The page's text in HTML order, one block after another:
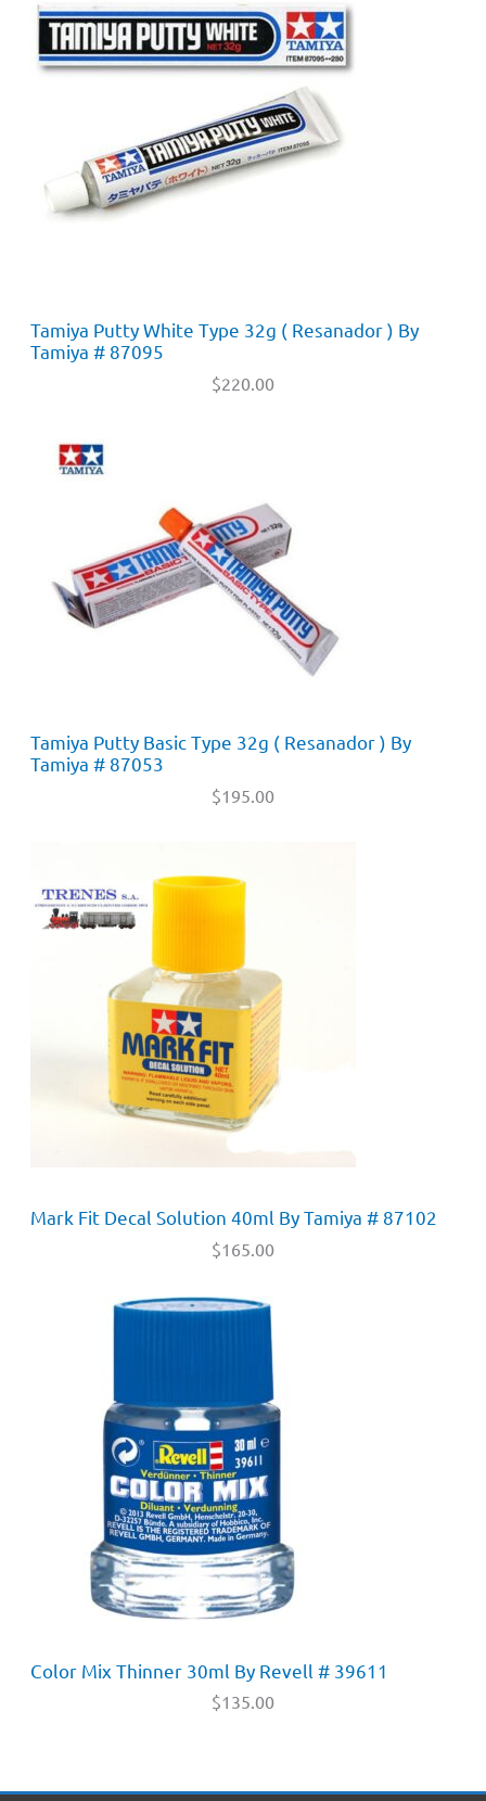
Tamiya Putty White Type 32g ( Resanador ) By
Tamiya # 87095
$220.00
Tamiya Putty Basic Type 32g ( Resanador ) By
Tamiya # 87053
$195.00
Mark Fit Decal Solution 40ml By Tamiya # 87102
$165.00
Color Mix Thinner 30ml By Revell # 39611
$135.00